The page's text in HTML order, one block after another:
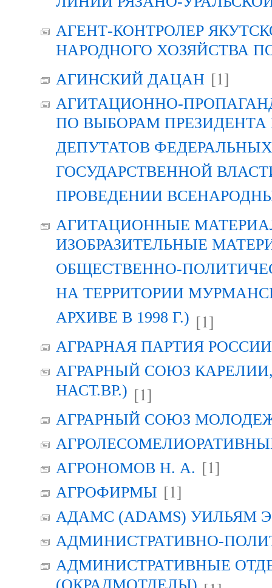
АГЕНТ-КОНТРОЛЕР
НАРОДНОГО ХОЗЯЙСТВА
АГИНСКИЙ ДАЦАН [1]
АГИТАЦИОННО-
ПО ВЫБОРАМ
ДЕПУТАТОВ
ГОСУДАРСТВЕННОЙ
ПРОВЕДЕНИИ
АГИТАЦИОННЫЕ
ИЗОБРАЗИТЕЛЬНЫЕ
ОБЩЕСТВЕННО-
НА ТЕРРИТОРИИ
АРХИВЕ В 1998 Г.) [1]
АГРАРНАЯ ПАРТИЯ РОССИИ
АГРАРНЫЙ СОЮЗ КАРЕЛИИ,
НАСТ.ВР.) [1]
АГРАРНЫЙ СОЮЗ
АГРОНОМОВ Н. А. [1]
АГРОФИРМЫ [1]
АДАМС (ADAMS) УИЛЬЯМ
АДМИНИСТРАТИВНО-
АДМИНИСТРАТИВНЫЕ